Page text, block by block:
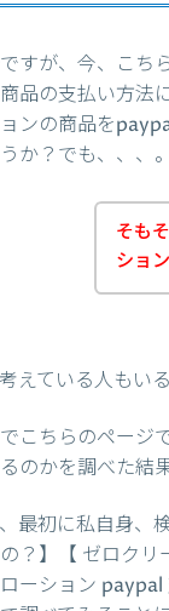
すが、今、こち
品の支払い方法
ンの商品を
か？でも、、、。
そも
ショ
えている人もい
こちらのページ
のかを調べた結
最初に私自身
？】【 ゼロク
ーション